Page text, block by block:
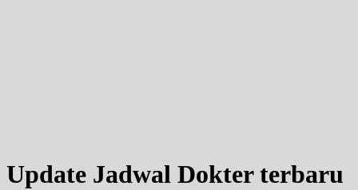
Update Jadwal Dokter terbaru